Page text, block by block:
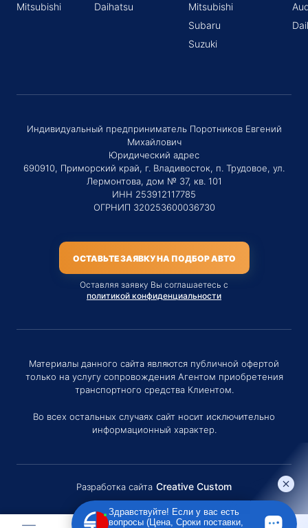
Mitsubishi
Daihatsu
Mitsubishi
Subaru
Suzuki
Индивидуальный предприниматель Поротников Евгений
Михайлович
Юридический адрес
690910, Приморский край, г. Владивосток, п. Трудовое, ул.
Лермонтова, дом № 37, кв. 101
ИНН 253912117785
ОГРНИП 320253600036730
ОСТАВЬТЕ ЗАЯВКУ НА ПОДБОР АВТО
Оставляя заявку Вы соглашаетесь с
политикой конфиденциальности
Материалы данного сайта являются публичной офертой
только на услугу сопровождения Агентом приобретения
транспортного средства Клиентом.
Во всех остальных случаях сайт носит исключительно
информационный характер.
Разработка сайта Creative Custom
Здравствуйте! Если у вас есть
вопросы (Цена, Сроки поставки,